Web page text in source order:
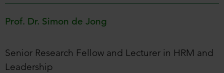
Prof. Dr. Simon de Jong
Senior Research Fellow and Lecturer in HRM and
Leadership